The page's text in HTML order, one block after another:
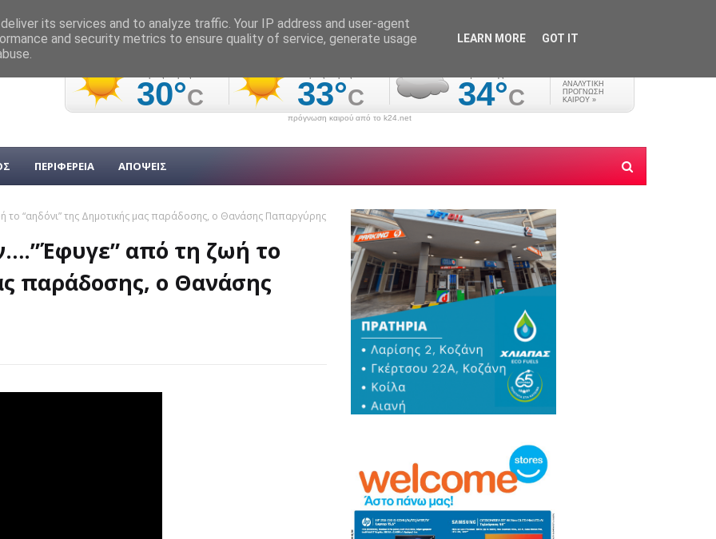
πρόγνωση καιρού από το k24.net
ΠΕΡΙΦΕΡΕΙΑ ΑΠΟΨΕΙΣ
το “αηδόνι” της Δημοτικής μας παράδοσης, ο Θανάσης Παπαργύρης
από τη ζωή το
παράδοσης, ο Θανάσης
its services and to analyze traffic. Your IP address and user-agent
and security metrics to ensure quality of service, generate usage
LEARN MORE GOT IT